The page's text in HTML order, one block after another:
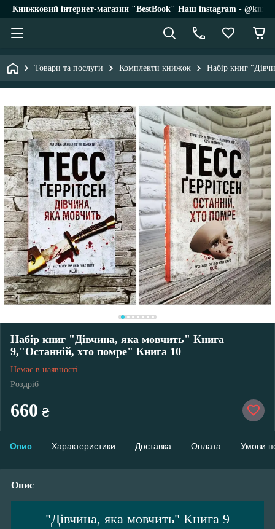
Книжковий інтернет-магазин "BestBook" Наш instagram -
Товари та послуги Комплекти книжок Набір книг
Набір книг "Дівчина, яка мовчить" Книга
9,"Останній, хто помре" Книга 10
Немає в наявності
Роздріб
660 ₴
Опис Характеристики Доставка Оплата Умови
Опис
"Дівчина, яка мовчить" Книга 9